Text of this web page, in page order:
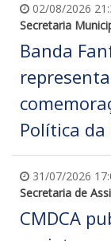
02/08/2026
Secretaria
Banda
Política
31/07/2026
Secretaria de
CMDCA